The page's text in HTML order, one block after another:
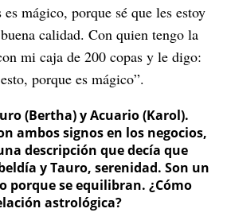
es mágico, porque sé que les estoy
calidad. Con quien tengo la
mi caja de 200 copas y le digo:
porque es mágico”.
(Bertha) y Acuario (Karol).
ambos signos en los negocios,
descripción que decía que
y Tauro, serenidad. Son un
porque se equilibran. ¿Cómo
astrológica?